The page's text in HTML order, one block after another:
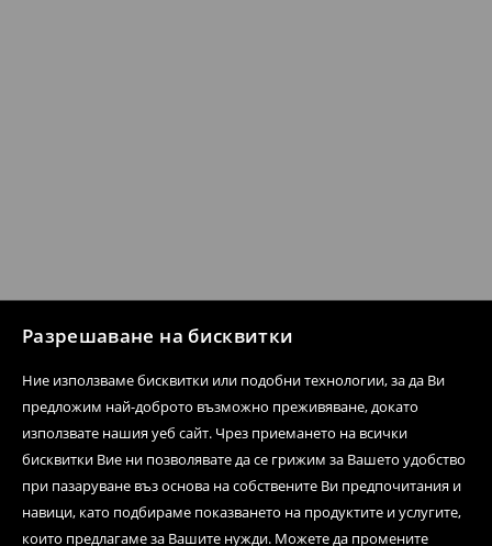
Разрешаване на бисквитки
Ние използваме бисквитки или подобни технологии, за да Ви
предложим най-доброто възможно преживяване, докато
използвате нашия уеб сайт. Чрез приемането на всички
бисквитки Вие ни позволявате да се грижим за Вашето удобство
при пазаруване въз основа на собствените Ви предпочитания и
навици, като подбираме показването на продуктите и услугите,
които предлагаме за Вашите нужди. Можете да промените